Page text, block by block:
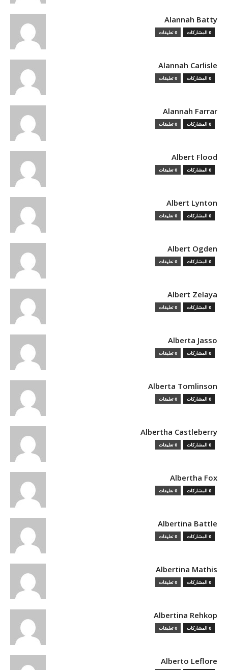
Alannah Batty
0 المشاركات 0 تعليقات
Alannah Carlisle
0 المشاركات 0 تعليقات
Alannah Farrar
0 المشاركات 0 تعليقات
Albert Flood
0 المشاركات 0 تعليقات
Albert Lynton
0 المشاركات 0 تعليقات
Albert Ogden
0 المشاركات 0 تعليقات
Albert Zelaya
0 المشاركات 0 تعليقات
Alberta Jasso
0 المشاركات 0 تعليقات
Alberta Tomlinson
0 المشاركات 0 تعليقات
Albertha Castleberry
0 المشاركات 0 تعليقات
Albertha Fox
0 المشاركات 0 تعليقات
Albertina Battle
0 المشاركات 0 تعليقات
Albertina Mathis
0 المشاركات 0 تعليقات
Albertina Rehkop
0 المشاركات 0 تعليقات
Alberto Leflore